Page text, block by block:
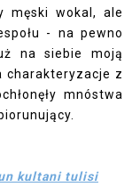
męski wokal, ale
- na pewno
na siebie moją
charakteryzacje z
mnóstwa
kultani tulisi